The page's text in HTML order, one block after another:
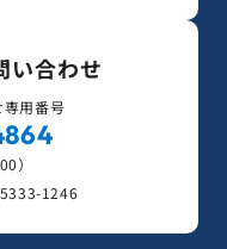
い合わせ
専用番号
）
1246